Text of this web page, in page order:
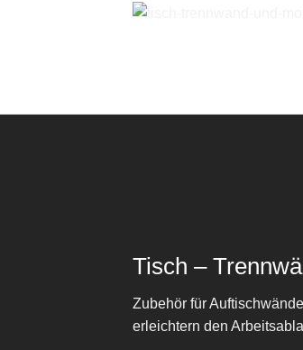
Tisch –
Zubehör für
erleichtern den